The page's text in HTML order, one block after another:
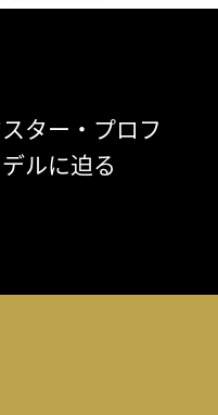
ター・プロフ
ルに迫る